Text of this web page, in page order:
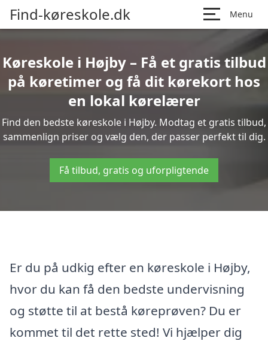
Find-køreskole.dk Menu
Køreskole i Højby – Få et gratis tilbud
på køretimer og få dit kørekort hos
en lokal kørelærer
Find den bedste køreskole i Højby. Modtag et gratis tilbud,
sammenlign priser og vælg den, der passer perfekt til dig.
Få tilbud, gratis og uforpligtende
Er du på udkig efter en køreskole i Højby,
hvor du kan få den bedste undervisning
og støtte til at bestå køreprøven? Du er
kommet til det rette sted! Vi hjælper dig